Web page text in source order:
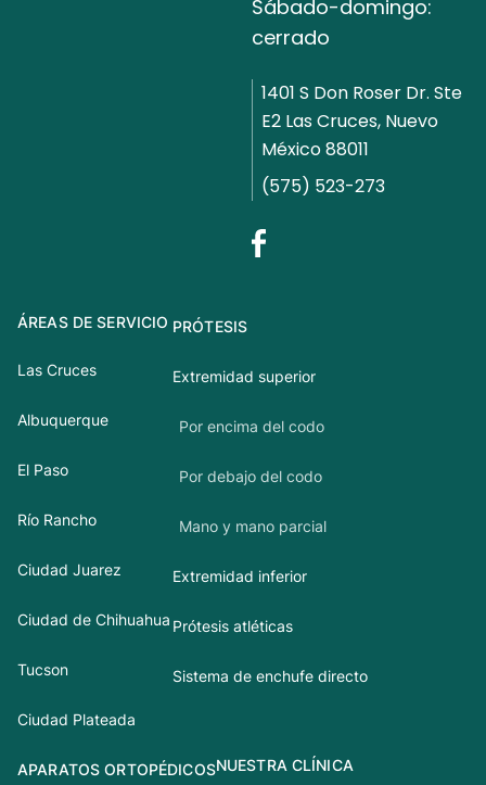
Sábado-domingo:
cerrado
1401 S Don Roser Dr. Ste
E2 Las Cruces, Nuevo
México 88011
(575) 523-273
ÁREAS DE SERVICIO
Las Cruces
Albuquerque
El Paso
Río Rancho
Ciudad Juarez
Ciudad de Chihuahua
Tucson
Ciudad Plateada
PRÓTESIS
Extremidad superior
Por encima del codo
Por debajo del codo
Mano y mano parcial
Extremidad inferior
Prótesis atléticas
Sistema de enchufe directo
APARATOS ORTOPÉDICOSNUESTRA CLÍNICA